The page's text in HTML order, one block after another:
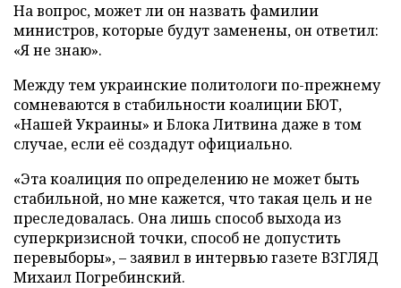
На вопрос, может ли он назвать фамилии
министров, которые будут заменены, он ответил:
«Я не знаю».
Между тем украинские политологи по-прежнему
сомневаются в стабильности коалиции БЮТ,
«Нашей Украины» и Блока Литвина даже в том
случае, если её создадут официально.
«Эта коалиция по определению не может быть
стабильной, но мне кажется, что такая цель и не
преследовалась. Она лишь способ выхода из
суперкризисной точки, способ не допустить
перевыборы», – заявил в интервью газете ВЗГЛЯД
Михаил Погребинский.